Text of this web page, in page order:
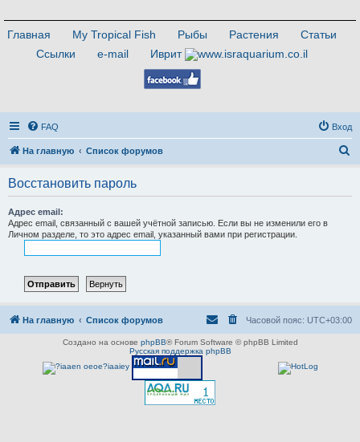
Главная My Tropical Fish Рыбы Растения
Статьи
Ссылки
e-mail Иврит
FAQ Вход
На главную Список форумов
Восстановить пароль
Адрес email:
Адрес email, связанный с вашей учётной записью. Если вы не изменили его в
Личном разделе, то это адрес email, указанный вами при регистрации.
На главную Список форумов Часовой пояс: UTC+03:00
Создано на основе phpBB® Forum Software © phpBB Limited
Русская поддержка phpBB